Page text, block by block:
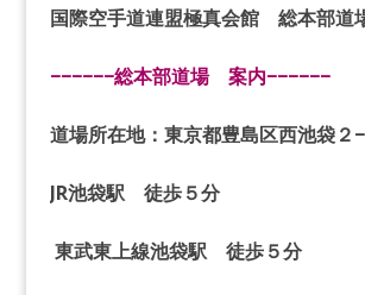
国際空手道連盟極真会館 総本部道
−−−−−−総本部道場 案内−−−−−−
道場所在地：東京都豊島区西池袋２
JR池袋駅 徒歩５分
東武東上線池袋駅 徒歩５分